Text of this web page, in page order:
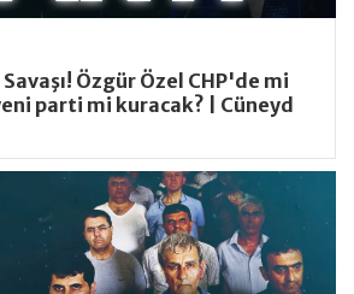
Özgür Özel CHP'de mi
parti mi kuracak? | Cüneyd